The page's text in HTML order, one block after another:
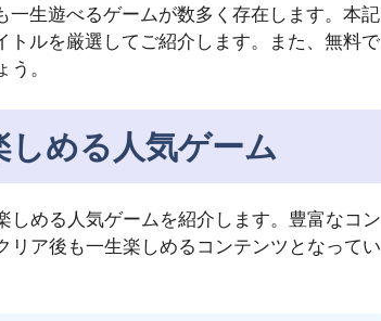
生遊べるゲームが数多く存在します。本記
ルを厳選してご紹介します。また、無料で
。
める人気ゲーム
める人気ゲームを紹介します。豊富なコン
ア後も一生楽しめるコンテンツとなってい